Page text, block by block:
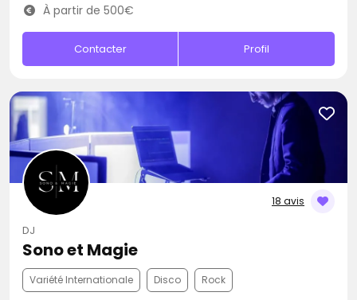
À partir de 500€
Contacter Profil
18 avis
DJ
Sono et Magie
Variété Internationale Disco Rock